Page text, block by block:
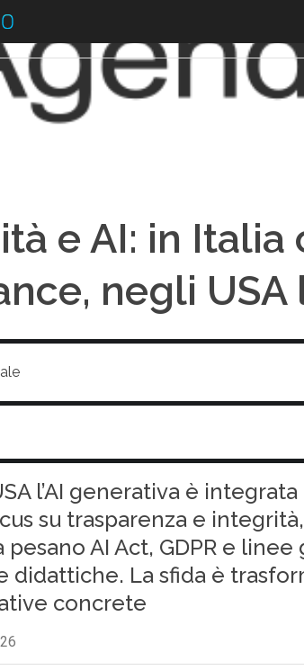
e AI: in Italia
negli
l’AI generativa è
su trasparenza e
pesano AI Act, GDPR e
didattiche. La sfida è
concrete